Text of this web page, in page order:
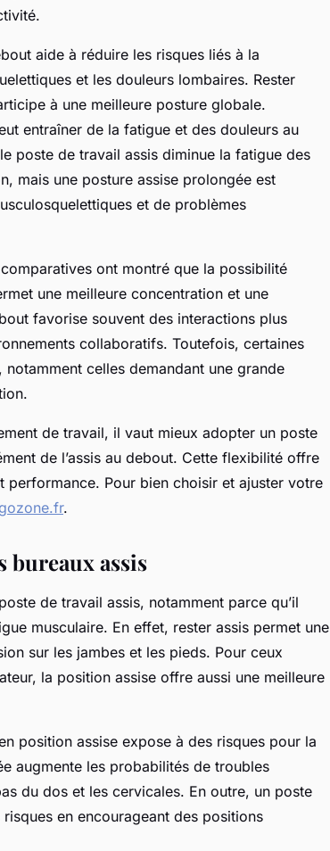
aide à réduire les risques liés à la
et les douleurs lombaires. Rester
à une meilleure posture globale.
entraîner de la fatigue et des douleurs au
poste de travail assis diminue la fatigue des
mais une posture assise prolongée est
et de problèmes
ont montré que la possibilité
une meilleure concentration et une
favorise souvent des interactions plus
collaboratifs. Toutefois, certaines
celles demandant une grande
de travail, il vaut mieux adopter un poste
de l’assis au debout. Cette flexibilité offre
Pour bien choisir et ajuster votre
.
bureaux assis
de travail assis, notamment parce qu’il
musculaire. En effet, rester assis permet une
sur les jambes et les pieds. Pour ceux
la position assise offre aussi une meilleure
position assise expose à des risques pour la
augmente les probabilités de troubles
du dos et les cervicales. En outre, un poste
en encourageant des positions